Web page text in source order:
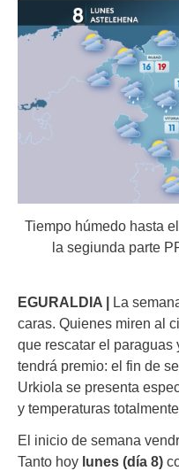
Tiempo húmedo hasta
la segiunda parte
EGURALDIA | La
caras. Quienes miren al
que rescatar el paraguas
tendrá premio: el fin de
Urkiola se presenta
y temperaturas
El inicio de semana
Tanto hoy lunes (día 8)